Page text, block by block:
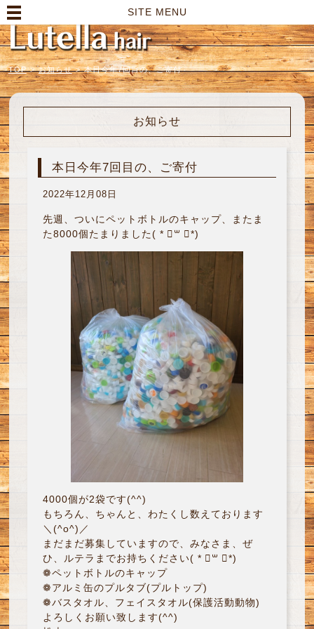
SITE MENU
TOP > お知らせ > 本日今年7回目の、ご寄付
お知らせ
本日今年7回目の、ご寄付
2022年12月08日
先週、ついにペットボトルのキャップ、またま
た8000個たまりました( * ॑꒳ ॑*)
4000個が2袋です(^^)
もちろん、ちゃんと、わたくし数えております
＼(^o^)／
まだまだ募集していますので、みなさま、ぜ
ひ、ルテラまでお持ちください( * ॑꒳ ॑*)
❁ペットボトルのキャップ
❁アルミ缶のプルタブ(プルトップ)
❁バスタオル、フェイスタオル(保護活動動物)
よろしくお願い致します(^^)